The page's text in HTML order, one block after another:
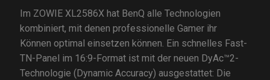
Im ZOWIE XL2586X hat BenQ alle Technologien
kombiniert, mit denen professionelle Gamer ihr
Können optimal einsetzen können. Ein schnelles Fast-
TN-Panel im 16:9-Format ist mit der neuen DyAc™2-
Technologie (Dynamic Accuracy) ausgestattet: Die